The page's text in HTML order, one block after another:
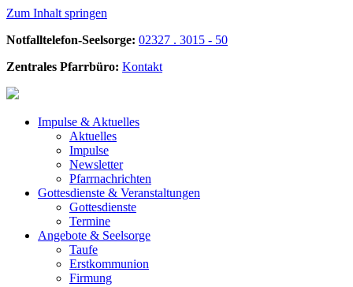
Zum Inhalt springen
Notfalltelefon-Seelsorge: 02327 . 3015 - 50
Zentrales Pfarrbüro: Kontakt
Impulse & Aktuelles
Aktuelles
Impulse
Newsletter
Pfarrnachrichten
Gottesdienste & Veranstaltungen
Gottesdienste
Termine
Angebote & Seelsorge
Taufe
Erstkommunion
Firmung